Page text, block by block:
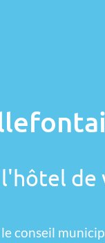
conseil